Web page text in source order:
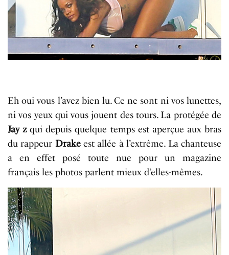
Eh oui vous l’avez bien lu. Ce ne sont ni vos lunettes,
ni vos yeux qui vous jouent des tours. La protégée de
Jay zqui depuisquelque tempsest aperçue aux bras
du rappeur Drakeest allée à l’extrême. La chanteuse
a en effet posé toute nue pour un magazine
françaisles photos parlent mieux d’elles-mêmes.